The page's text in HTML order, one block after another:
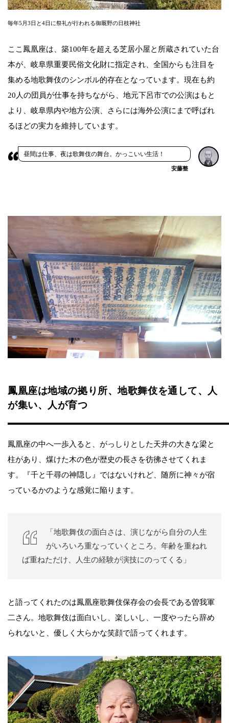
毎年5月3日と4日に祭礼が行われる御厩野の日枝神社
ここ鳳凰座は、築100年を超える芝居小屋と所蔵されていた台
本が、岐阜県重要民俗文化財に指定され、全国からも注目を
集める地歌舞伎のシンボル的存在となっています。現在も約
20人の団員が仕事を持ちながら、地元下呂市での公演はもと
より、岐阜県内や地方公演、さらには海外公演にまで呼ばれ
るほどの実力を維持しています。
昼間は仕事、夜は歌舞伎の舞台。かっこいい生活！
安藤整
鳳凰座は地域の拠り所、地歌舞伎を通して、人
が集い、人が育つ
鳳凰座の中へ一歩入ると、がっしりとした天井の大きな梁と
柱があり、煤けた木の色が歴史の長さを彷彿させてくれま
す。『千と千尋の神隠し』ではないけれど、随所に神々が宿
っているかのような感覚に陥ります。
「地歌舞伎の面白さは、演じながら自分の人生
がいろいろ重なっていくところ。年齢を重ねれ
ば重ねただけ、人生の経験が演技にのってくる」
と語ってくれたのは鳳凰座歌舞伎保存会の会長である曽我軍
二さん。地歌舞伎は面白いし、楽しいし、一度やったら辞め
られないと、優しく大らかな笑顔で語ってくれます。